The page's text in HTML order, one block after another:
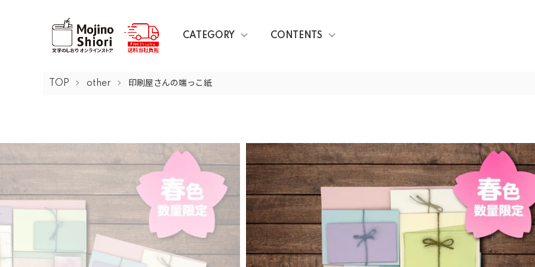
CATEGORY CONTENTS
TOP other 印刷屋さんの端っこ紙